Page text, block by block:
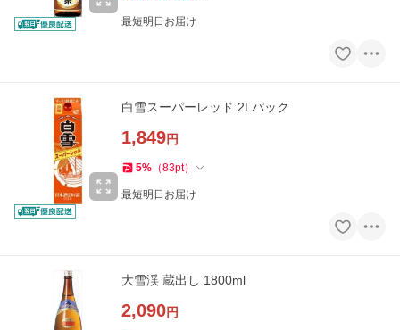
最短明日お届け
白雪スーパーレッド 2Lパック
1,849円
5% （83pt）
最短明日お届け
大雪渓 蔵出し 1800ml
2,090円